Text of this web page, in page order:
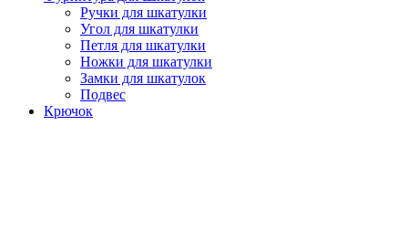
Ручки для шкатулки
Угол для шкатулки
Петля для шкатулки
Ножки для шкатулки
Замки для шкатулок
Подвес
Крючок